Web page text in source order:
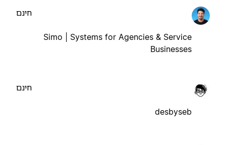
Simo | Systems for Agencies & Service
Businesses
חינם
desbyseb
חינם